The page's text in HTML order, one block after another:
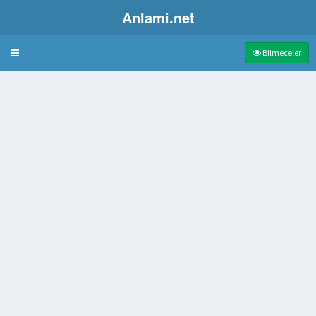
Anlami.net
Bulmaca Bilmeceler